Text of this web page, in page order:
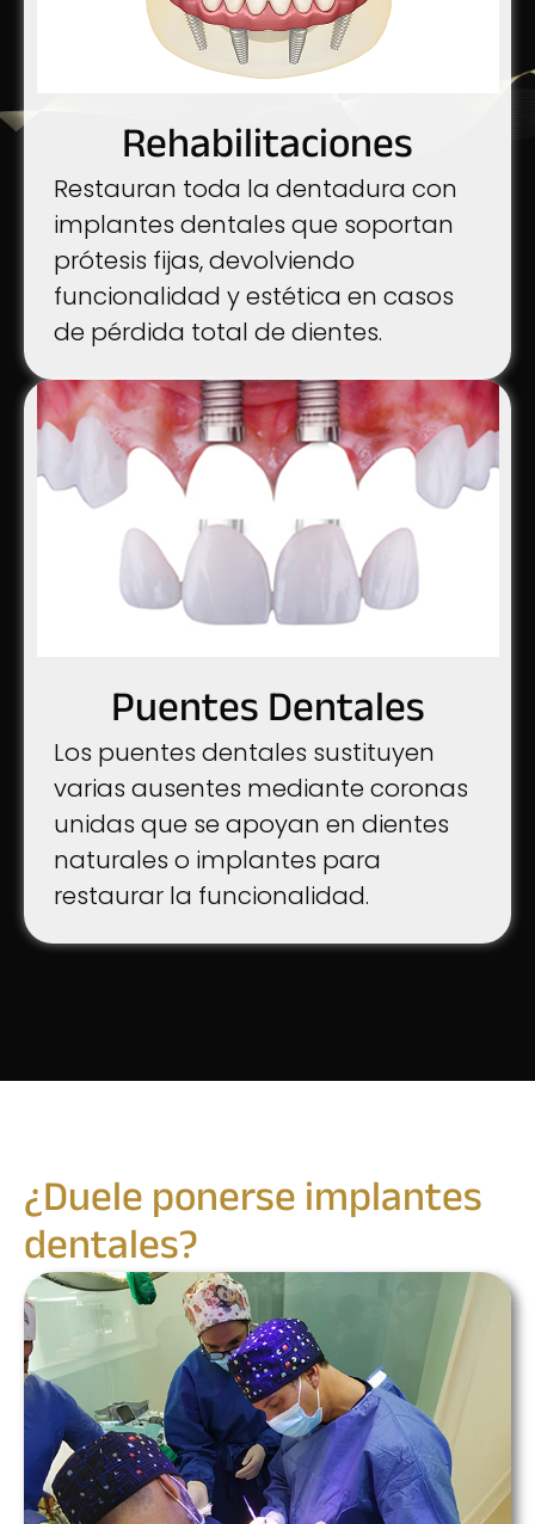
Rehabilitaciones
Restauran toda la dentadura con
implantes dentales que soportan
prótesis fijas, devolviendo
funcionalidad y estética en casos
de pérdida total de dientes.
Puentes Dentales
Los puentes dentales sustituyen
varias ausentes mediante coronas
unidas que se apoyan en dientes
naturales o implantes para
restaurar la funcionalidad.
¿Duele ponerse implantes
dentales?